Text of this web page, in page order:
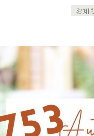
お知